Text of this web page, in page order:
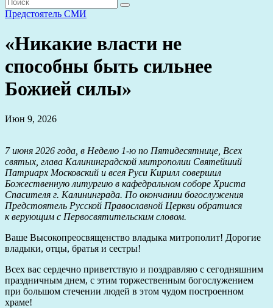
Предстоятель СМИ
«Никакие власти не
способны быть сильнее
Божией силы»
Июн 9, 2026
7 июня 2026 года, в Неделю 1-ю по Пятидесятнице, Всех
святых, глава Калининградской митрополии Святейший
Патриарх Московский и всея Руси Кирилл совершил
Божественную литургию в кафедральном соборе Христа
Спасителя г. Калининграда. По окончании богослужения
Предстоятель Русской Православной Церкви обратился
к верующим с Первосвятительским словом.
Ваше Высокопреосвященство владыка митрополит! Дорогие
владыки, отцы, братья и сестры!
Всех вас сердечно приветствую и поздравляю с сегодняшним
праздничным днем, с этим торжественным богослужением
при большом стечении людей в этом чудом построенном
храме!